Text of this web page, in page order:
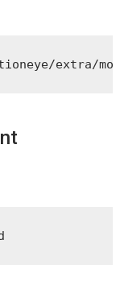
extra/